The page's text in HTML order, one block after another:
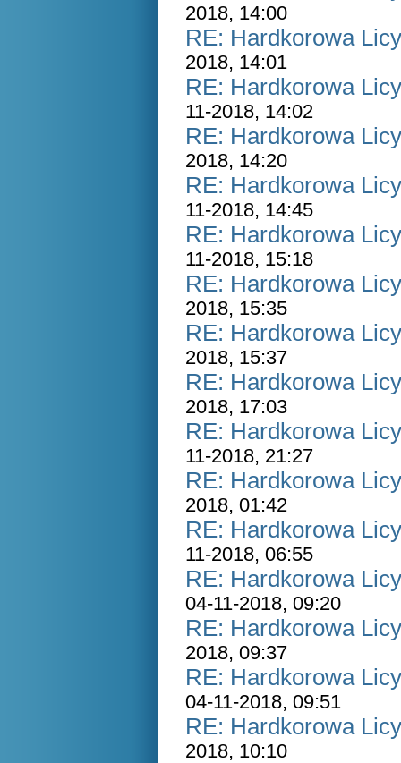
2018, 14:00
RE: Hardkorowa
2018, 14:01
RE: Hardkorowa
11-2018, 14:02
RE: Hardkorowa
2018, 14:20
RE: Hardkorowa
11-2018, 14:45
RE: Hardkorowa
11-2018, 15:18
RE: Hardkorowa
2018, 15:35
RE: Hardkorowa
2018, 15:37
RE: Hardkorowa
2018, 17:03
RE: Hardkorowa
11-2018, 21:27
RE: Hardkorowa
2018, 01:42
RE: Hardkorowa
11-2018, 06:55
RE: Hardkorowa
04-11-2018, 09:20
RE: Hardkorowa
2018, 09:37
RE: Hardkorowa
04-11-2018, 09:51
RE: Hardkorowa
2018, 10:10